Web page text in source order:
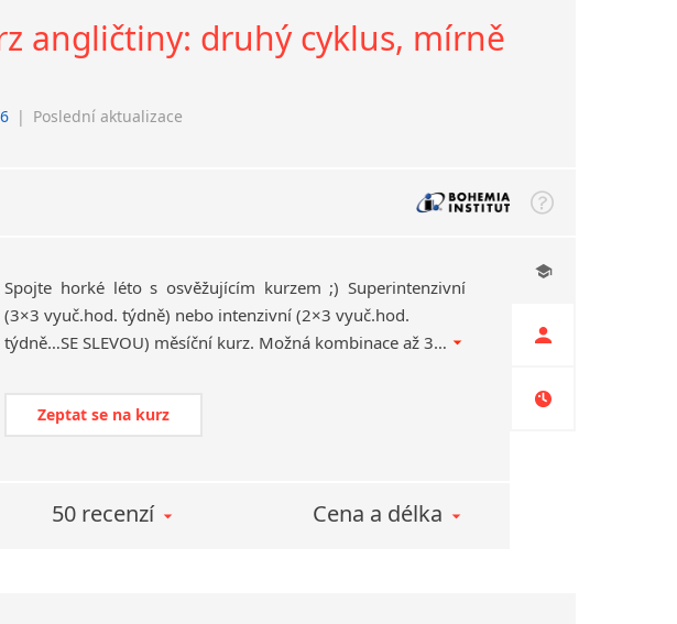
angličtiny: druhý cyklus, mírně
| Poslední aktualizace
Spojte horké léto s osvěžujícím kurzem ;) Superintenzivní
(3×3 vyuč.hod. týdně) nebo intenzivní (2×3 vyuč.hod.
týdně…SE SLEVOU) měsíční kurz. Možná kombinace až 3 návazných měsíčních cyklů. Náhrady za chybějící lekce z důvodu dovolené.
Zeptat se na kurz
50 recenzí Cena a délka